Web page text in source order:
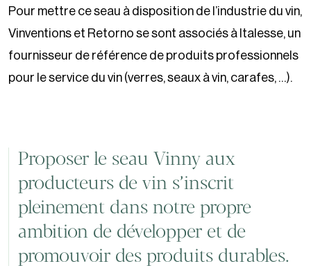
Pour mettre ce seau à disposition de l’industrie du vin,
Vinventions et Retorno se sont associés à Italesse, un
fournisseur de référence de produits professionnels
pour le service du vin (verres, seaux à vin, carafes, …).
Proposer le seau Vinny aux
producteurs de vin s’inscrit
pleinement dans notre propre
ambition de développer et de
promouvoir des produits durables.